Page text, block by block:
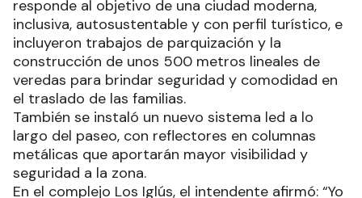
responde al objetivo de una ciudad moderna,
inclusiva, autosustentable y con perfil turístico, e
incluyeron trabajos de parquización y la
construcción de unos 500 metros lineales de
veredas para brindar seguridad y comodidad en
el traslado de las familias.
También se instaló un nuevo sistema led a lo
largo del paseo, con reflectores en columnas
metálicas que aportarán mayor visibilidad y
seguridad a la zona.
En el complejo Los Iglús, el intendente afirmó: “Yo